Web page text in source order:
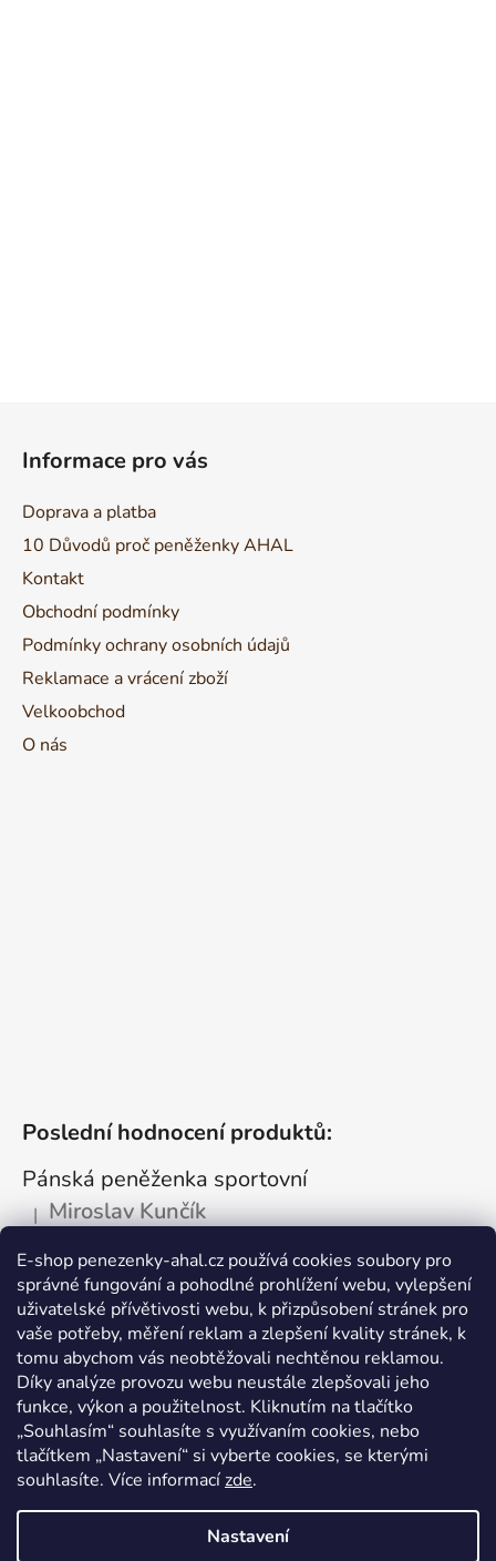
E-shop penezenky-ahal.cz používá cookies soubory pro
správné fungování a pohodlné prohlížení webu, vylepšení
uživatelské přívětivosti webu, k přizpůsobení stránek pro
vaše potřeby, měření reklam a zlepšení kvality stránek, k
tomu abychom vás neobtěžovali nechtěnou reklamou.
Díky analýze provozu webu neustále zlepšovali jeho
funkce, výkon a použitelnost. Kliknutím na tlačítko
„Souhlasím“ souhlasíte s využívaním cookies, nebo
tlačítkem „Nastavení“ si vyberte cookies, se kterými
souhlasíte. Více informacízde.
Nastavení
Informace pro vás
Doprava a platba
10 Důvodů proč peněženky AHAL
Kontakt
Obchodní podmínky
Podmínky ochrany osobních údajů
Reklamace a vrácení zboží
Velkoobchod
O nás
Poslední hodnocení produktů:
Pánská peněženka sportovní
Hodnocení produktu je 5 z 5 hvězdiček.
| Miroslav Kunčík
OK
Kožená dokladovka tmavá
Hodnocení produktu je 5 z 5 hvězdiček.
| Vlastimil Šajtar
Spokojený ,rychle a spolehlivě
Kožená peněženka na drobné mince
Hodnocení produktu je 5 z 5 hvězdiček.
| Katarína Kutlíková